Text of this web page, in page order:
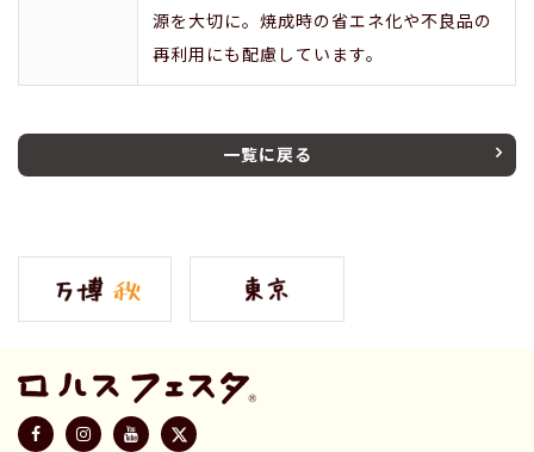
源を大切に。焼成時の省エネ化や不良品の
再利用にも配慮しています。
一覧に戻る